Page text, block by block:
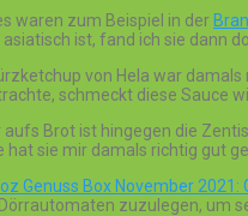
waren zum Beispiel in der
ist, fand ich sie dann
von Hela war
schmeckt diese Sauce
Brot ist hingegen die
hat sie mir damals richtig gut
Genuss Box November 2021:
zuzulegen, um